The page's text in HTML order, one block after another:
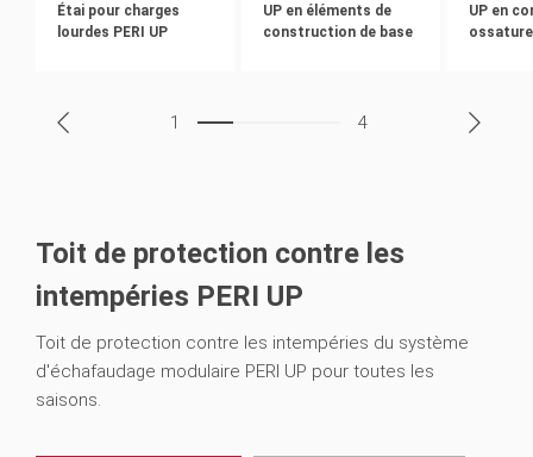
Étai pour charges
lourdes PERI UP
UP en éléments de
construction de base
UP en
ossature
1 4
Toit de protection contre les
intempéries PERI UP
Toit de protection contre les intempéries du système
d'échafaudage modulaire PERI UP pour toutes les
saisons.